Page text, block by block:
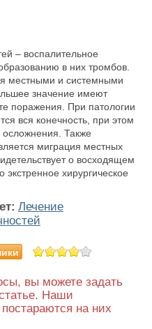
– воспалительное
в них тромбов.
местными и системными
значение имеют
поражения. При патологии
вся конечность, при этом
Также
миграция местных
о восходящем
хирургическое
Лечение
вы можете задать
Наши
на них